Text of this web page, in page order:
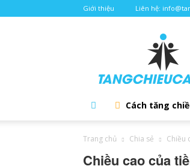
Giới thiệu Liên hệ:
Cách tăng
Trang chủ Chia sẻ Chiều
Chiều cao của